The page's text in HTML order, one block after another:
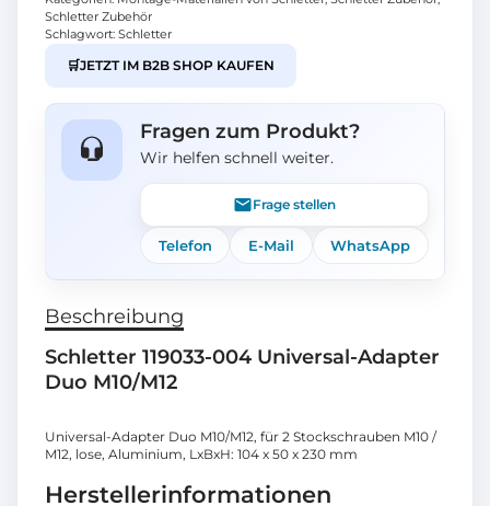
Schletter Zubehör
Schlagwort: Schletter
🛒JETZT IM B2B SHOP KAUFEN
Fragen zum Produkt?
Wir helfen schnell weiter.
Frage stellen
Telefon E-Mail WhatsApp
Beschreibung
Schletter 119033-004 Universal-Adapter
Duo M10/M12
Universal-Adapter Duo M10/M12, für 2 Stockschrauben M10 /
M12, lose, Aluminium, LxBxH: 104 x 50 x 230 mm
Herstellerinformationen